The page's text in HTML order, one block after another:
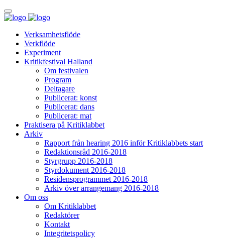
Verksamhetsflöde
Verkflöde
Experiment
Kritikfestival Halland
Om festivalen
Program
Deltagare
Publicerat: konst
Publicerat: dans
Publicerat: mat
Praktisera på Kritiklabbet
Arkiv
Rapport från hearing 2016 inför Kritiklabbets start
Redaktionsråd 2016-2018
Styrgrupp 2016-2018
Styrdokument 2016-2018
Residensprogrammet 2016-2018
Arkiv över arrangemang 2016-2018
Om oss
Om Kritiklabbet
Redaktörer
Kontakt
Integritetspolicy